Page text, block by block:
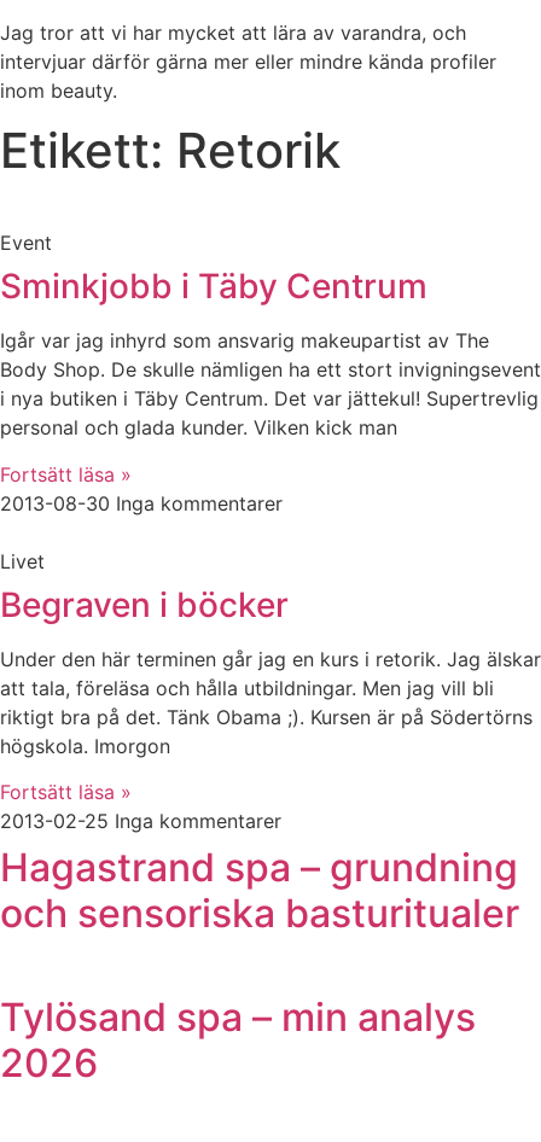
Jag tror att vi har mycket att lära av varandra, och
intervjuar därför gärna mer eller mindre kända profiler
inom beauty.
Etikett: Retorik
Event
Sminkjobb i Täby Centrum
Igår var jag inhyrd som ansvarig makeupartist av The
Body Shop. De skulle nämligen ha ett stort invigningsevent
i nya butiken i Täby Centrum. Det var jättekul! Supertrevlig
personal och glada kunder. Vilken kick man
Fortsätt läsa »
2013-08-30 Inga kommentarer
Livet
Begraven i böcker
Under den här terminen går jag en kurs i retorik. Jag älskar
att tala, föreläsa och hålla utbildningar. Men jag vill bli
riktigt bra på det. Tänk Obama ;). Kursen är på Södertörns
högskola. Imorgon
Fortsätt läsa »
2013-02-25 Inga kommentarer
Hagastrand spa – grundning
och sensoriska basturitualer
Tylösand spa – min analys
2026